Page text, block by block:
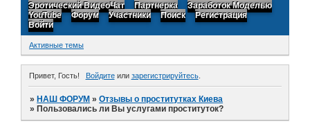
Эротический ВидеоЧат Партнерка
Заработок Моделью
YouTube
Форум Участники Поиск
Регистрация
Войти
Активные темы
Привет, Гость! Войдитеили зарегистрируйтесь.
»НАШ ФОРУМ »Отзывы о проститутках Киева
»Пользовались ли Вы услугами проституток?